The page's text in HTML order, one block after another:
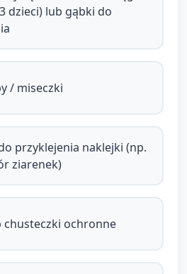
wybór koloru i zachęca
koloru: "Jaki kolor
papieru i przyklejenia jako
przez zabawę: w
opiekun zachęca do
bułkę do wąchania
dzieci) lub gąbki do
/ miseczki
przyklejenia naklejki (np.
ziarenek)
ochronne